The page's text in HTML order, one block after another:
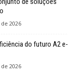
2026
do futuro A2 e-
2026